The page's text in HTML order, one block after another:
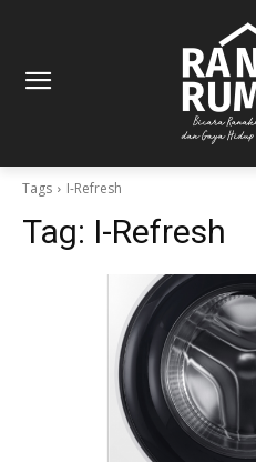
Tags I-Refresh
Tag: I-Refresh